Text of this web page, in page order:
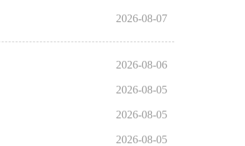
2026-08-07
2026-08-06
2026-08-05
2026-08-05
2026-08-05